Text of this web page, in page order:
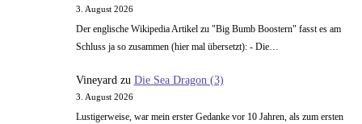
3. August 2026
Der englische Wikipedia Artikel zu "Big Bumb Boostern" fasst es am
Schluss ja so zusammen (hier mal übersetzt): - Die…
Vineyard zu Die Sea Dragon (3)
3. August 2026
Lustigerweise, war mein erster Gedanke vor 10 Jahren, als zum ersten